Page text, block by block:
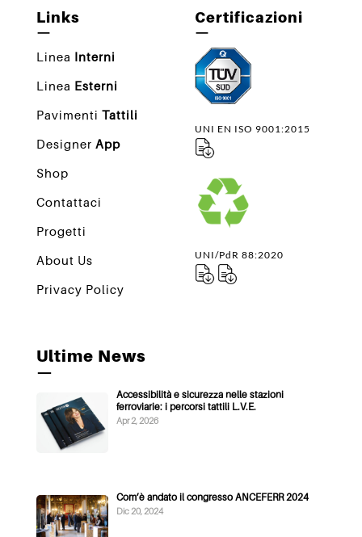
Links
—
Linea Interni
Linea Esterni
Pavimenti Tattili
Designer App
Shop
Contattaci
Progetti
About Us
Privacy Policy
Certificazioni
—
UNI EN ISO 9001:2015
UNI/PdR 88:2020
Ultime News
—
Accessibilità e sicurezza nelle stazioni
ferroviarie: i percorsi tattili L.V.E.
Apr 2, 2026
Com’è andato il congresso ANCEFERR 2024
Dic 20, 2024